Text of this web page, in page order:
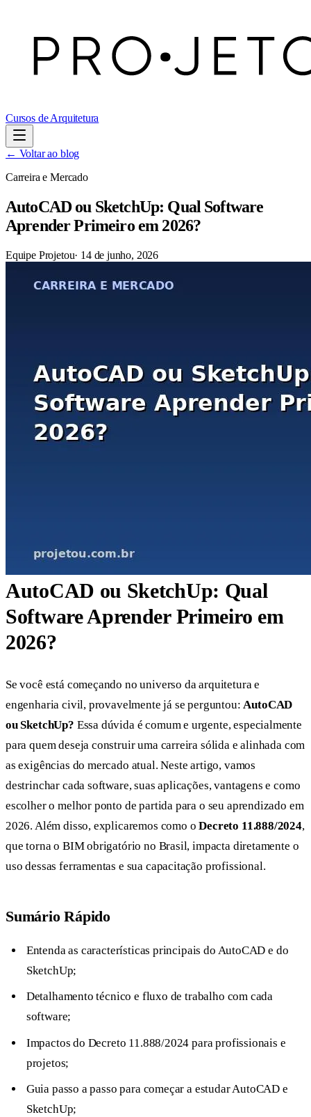
Cursos de Arquitetura
← Voltar ao blog
Carreira e Mercado
AutoCAD ou SketchUp: Qual Software
Aprender Primeiro em 2026?
Equipe Projetou· 14 de junho, 2026
AutoCAD ou SketchUp: Qual
Software Aprender Primeiro em
2026?
Se você está começando no universo da arquitetura e
engenharia civil, provavelmente já se perguntou: AutoCAD
ou SketchUp? Essa dúvida é comum e urgente, especialmente
para quem deseja construir uma carreira sólida e alinhada com
as exigências do mercado atual. Neste artigo, vamos
destrinchar cada software, suas aplicações, vantagens e como
escolher o melhor ponto de partida para o seu aprendizado em
2026. Além disso, explicaremos como oDecreto 11.888/2024,
que torna o BIM obrigatório no Brasil, impacta diretamente o
uso dessas ferramentas e sua capacitação profissional.
Sumário Rápido
Entenda as características principais do AutoCAD e do
SketchUp;
Detalhamento técnico e fluxo de trabalho com cada
software;
Impactos do Decreto 11.888/2024 para profissionais e
projetos;
Guia passo a passo para começar a estudar AutoCAD e
SketchUp;